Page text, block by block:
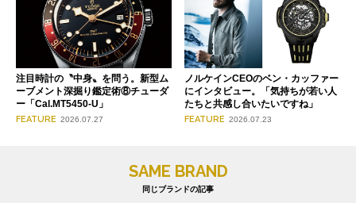
注目時計の〝中身〟を問う。新型ム
ーブメント深掘り鑑定術⑧チューダ
ー「Cal.MT5450-U」
FEATURE 2026.07.27
ノルケインCEOのベン・カッファー
にインタビュー。「気持ちが若い人
たちと共感し合いたいですね」
FEATURE 2026.07.23
SAME BRAND
同じブランドの記事